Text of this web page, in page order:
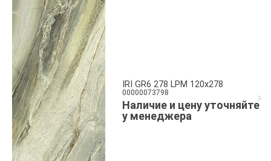
IRI GR6 278 LPM 120x278
00000073798
Наличие и цену уточняйте
у менеджера